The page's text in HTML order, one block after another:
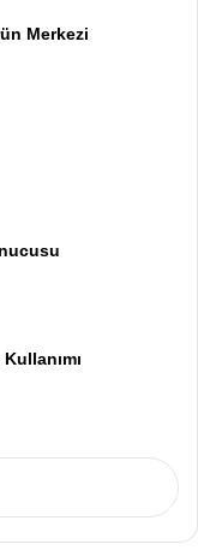
Merkezi